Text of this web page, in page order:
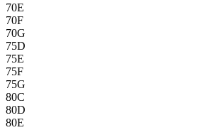
70E
70F
70G
75D
75E
75F
75G
80C
80D
80E